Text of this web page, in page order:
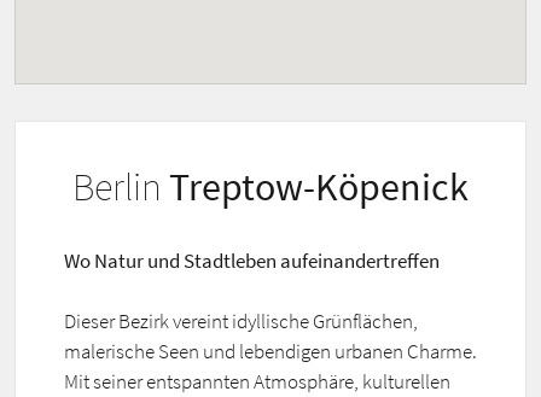
Berlin Treptow-Köpenick
Wo Natur und Stadtleben aufeinandertreffen
Dieser Bezirk vereint idyllische Grünflächen,
malerische Seen und lebendigen urbanen Charme.
Mit seiner entspannten Atmosphäre, kulturellen